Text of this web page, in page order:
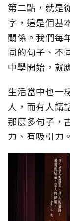
第二點，就是
字，這是個基
關係。我們每
同的句子、不
中學開始，就
生活當中也一
人，而有人講
那麼多句子，
力、有吸引力。